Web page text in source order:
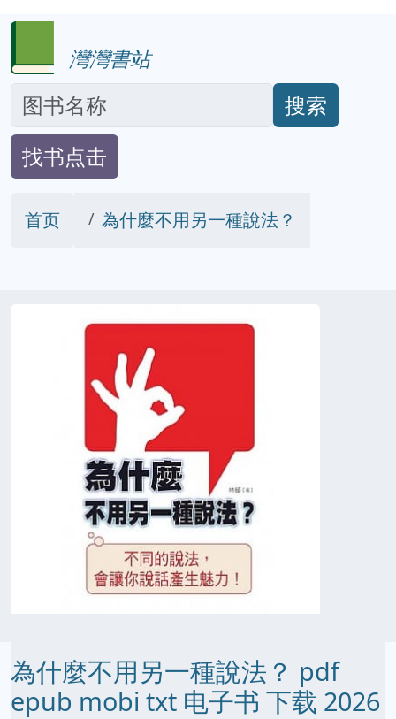
灣灣書站
搜索
找书点击
首页 為什麼不用另一種說法？
為什麼不用另一種說法？ pdf
epub mobi txt 电子书 下载 2026